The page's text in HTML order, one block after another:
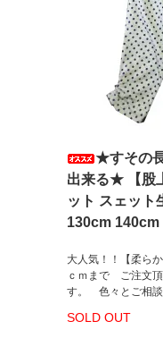
★すその
出来る★ 【股
ット スェッ
130cm 140cm
大人気！！【柔ら
ｃｍまで ご注文
す。 色々とご相
SOLD OUT